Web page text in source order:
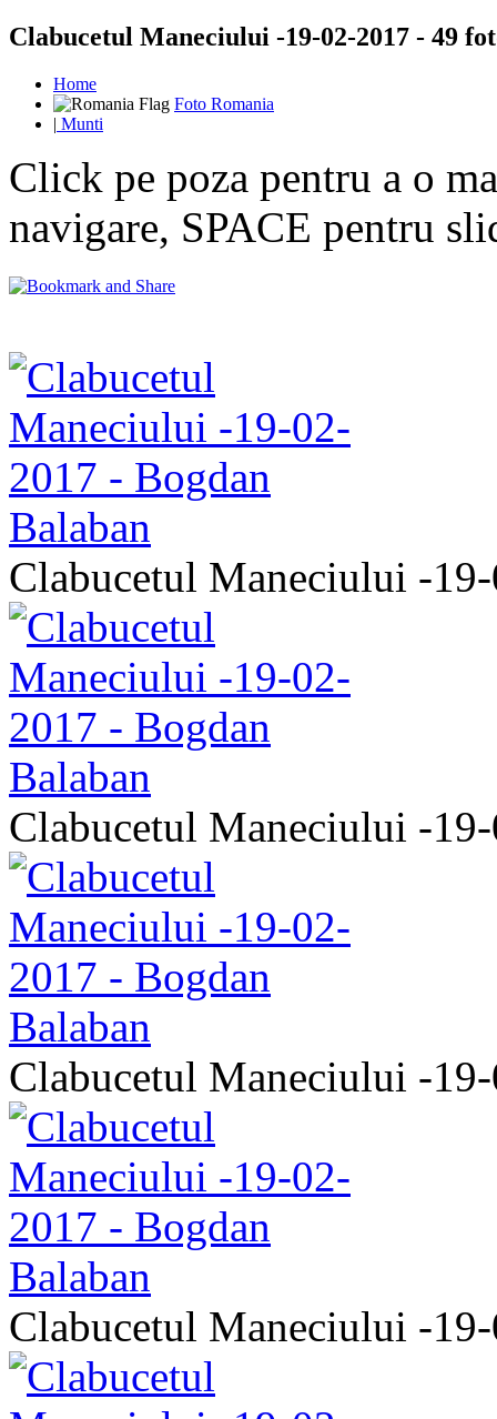
Clabucetul Maneciului -19-02-2017 - 49
Home
Foto Romania
| Munti
Click pe poza pentru a o
navigare, SPACE pentru
Clabucetul Maneciului -
Clabucetul Maneciului -
Clabucetul Maneciului -
Clabucetul Maneciului -